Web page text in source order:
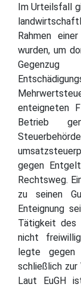
Im Urteilsfall
Rahmen
wurden, um
enteigneten
Betrieb
gegen
Rechtsweg.
zu seinen
Enteignung
Tätigkeit des
nicht
legte gegen
schließlich zur
Laut EuGH